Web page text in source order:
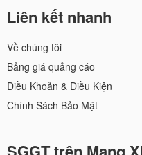
Liên kết nhanh
Về chúng tôi
Bảng giá quảng cáo
Điều Khoản & Điều Kiện
Chính Sách Bảo Mật